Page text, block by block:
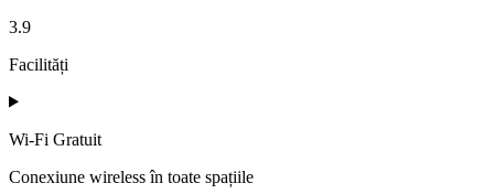
3.9
Facilități
Wi-Fi Gratuit
Conexiune wireless în toate spațiile